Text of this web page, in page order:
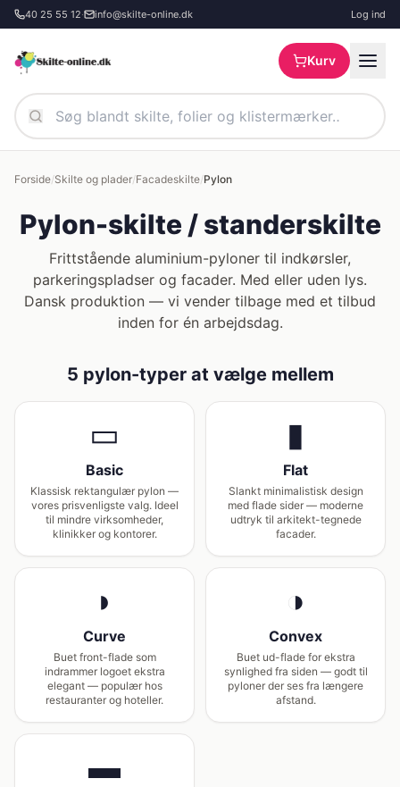
Spring til hovedindhold
40 25 55 12· info@skilte-online.dk Log ind
Kurv
Forside/Skilte og plader/Facadeskilte/Pylon
Pylon-skilte / standerskilte
Frittstående aluminium-pyloner til indkørsler,
parkeringspladser og facader. Med eller uden lys.
Dansk produktion — vi vender tilbage med et tilbud
inden for én arbejdsdag.
5 pylon-typer at vælge mellem
▭
Basic
Klassisk rektangulær pylon —
vores prisvenligste valg. Ideel
til mindre virksomheder,
klinikker og kontorer.
▮
Flat
Slankt minimalistisk design
med flade sider — moderne
udtryk til arkitekt-tegnede
facader.
◗
Curve
Buet front-flade som
indrammer logoet ekstra
elegant — populær hos
restauranter og hoteller.
◑
Convex
Buet ud-flade for ekstra
synlighed fra siden — godt til
pyloner der ses fra længere
afstand.
▬